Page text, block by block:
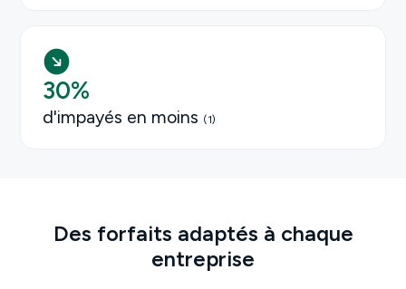
30%
d'impayés en moins (1)
Des forfaits adaptés à chaque
entreprise